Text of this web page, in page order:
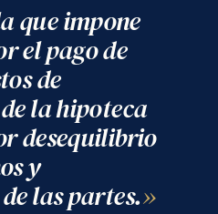
que impone
el pago de
de
la hipoteca
desequilibrio
y
las partes.